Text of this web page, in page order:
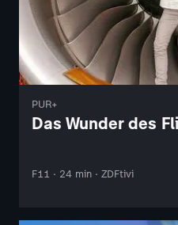
PUR+
Das Wunder des
F11 · 24 min · ZDFtivi